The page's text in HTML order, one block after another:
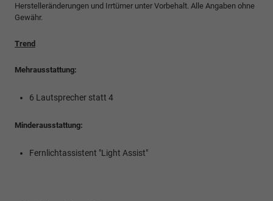
Herstelleränderungen und Irrtümer unter Vorbehalt. Alle Angaben ohne
Gewähr.
Trend
Mehrausstattung:
6 Lautsprecher statt 4
Minderausstattung:
Fernlichtassistent "Light Assist"